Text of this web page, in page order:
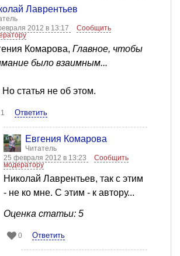
Лаврентьев
2012 в 13:17
Сообщить
Комарова, Главное, чтобы
было взаимным...
статья не об этом.
1 Ответить
Евгения Комарова
Читатель
25 февраля 2012 в 13:23
Сообщить
модератору
Николай Лаврентьев, так с этим
- не ко мне. С этим - к автору...
Оценка статьи: 5
0 Ответить